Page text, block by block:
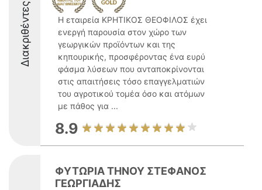
Διακριθέντες
Η εταιρεία ΚΡΗΤΙΚΟΣ ΘΕΟΦΙΛΟΣ έχει
ενεργή παρουσία στον χώρο των
γεωργικών προϊόντων και της
κηπουρικής, προσφέροντας ένα ευρύ
φάσμα λύσεων που ανταποκρίνονται
στις απαιτήσεις τόσο επαγγελματιών
του αγροτικού τομέα όσο και ατόμων
με πάθος για ...
8.9
ΦΥΤΩΡΙΑ ΤΗΝΟΥ ΣΤΕΦΑΝΟΣ
ΓΕΩΡΓΙΑΔΗΣ